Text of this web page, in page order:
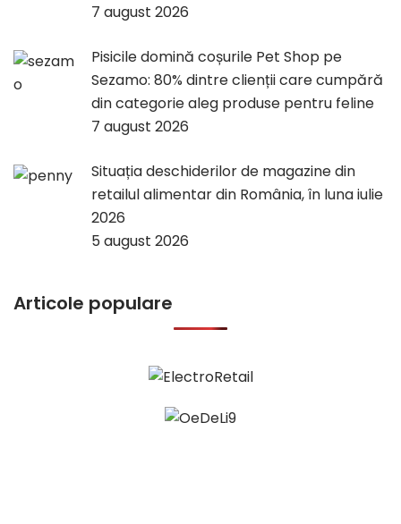
7 august 2026
Pisicile domină coșurile Pet Shop pe
Sezamo: 80% dintre clienții care cumpără
din categorie aleg produse pentru feline
7 august 2026
Situația deschiderilor de magazine din
retailul alimentar din România, în luna iulie
2026
5 august 2026
Articole populare